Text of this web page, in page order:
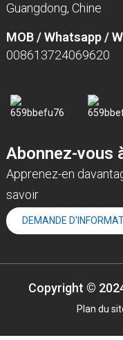
Guangdong, Chine
MOB / Whatsapp /
008613724069620
Abonnez-vous
Apprenez-en
savoir
DEMANDE
Copyright ©
Plan du